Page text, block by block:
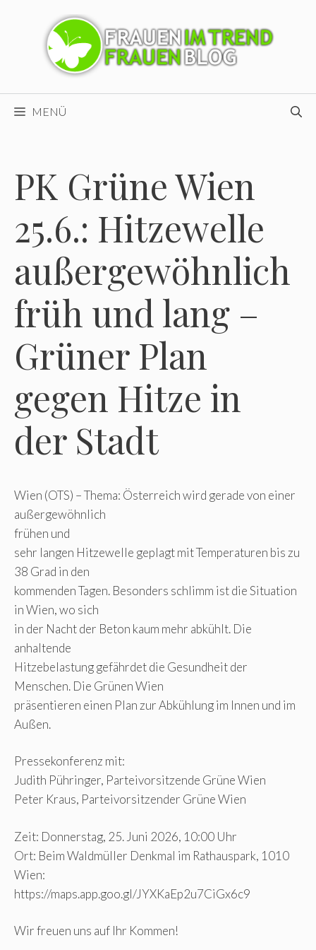
MENÜ
PK Grüne Wien
25.6.: Hitzewelle
außergewöhnlich
früh und lang –
Grüner Plan
gegen Hitze in
der Stadt
Wien (OTS) – Thema: Österreich wird gerade von einer
außergewöhnlich
frühen und
sehr langen Hitzewelle geplagt mit Temperaturen bis zu
38 Grad in den
kommenden Tagen. Besonders schlimm ist die Situation
in Wien, wo sich
in der Nacht der Beton kaum mehr abkühlt. Die
anhaltende
Hitzebelastung gefährdet die Gesundheit der
Menschen. Die Grünen Wien
präsentieren einen Plan zur Abkühlung im Innen und im
Außen.
Pressekonferenz mit:
Judith Pühringer, Parteivorsitzende Grüne Wien
Peter Kraus, Parteivorsitzender Grüne Wien
Zeit: Donnerstag, 25. Juni 2026, 10:00 Uhr
Ort: Beim Waldmüller Denkmal im Rathauspark, 1010
Wien:
https://maps.app.goo.gl/JYXKaEp2u7CiGx6c9
Wir freuen uns auf Ihr Kommen!